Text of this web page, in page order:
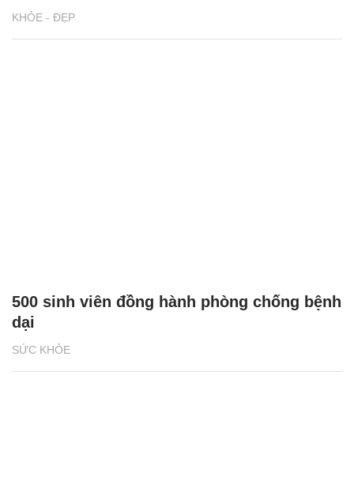
KHỎE - ĐẸP
SỨC KHỎE
500 sinh viên đồng hành phòng chống bệnh
dại